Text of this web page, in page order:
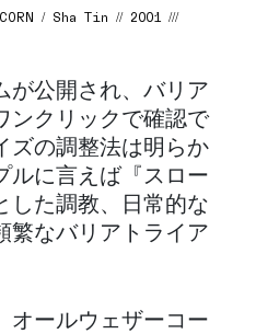
/ Sha Tin // 2001 ///
が公開され、バリア
ンクリックで確認で
ズの調整法は明らか
ルに言えば『スロー
した調教、日常的な
繁なバリアトライア
オールウェザーコー